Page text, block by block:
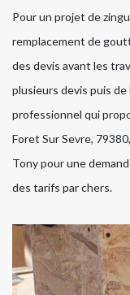
Pour un projet de
remplacement de
des devis avant les
plusieurs devis puis
professionnel qui
Foret Sur Sevre,
Tony pour une
des tarifs par chers.